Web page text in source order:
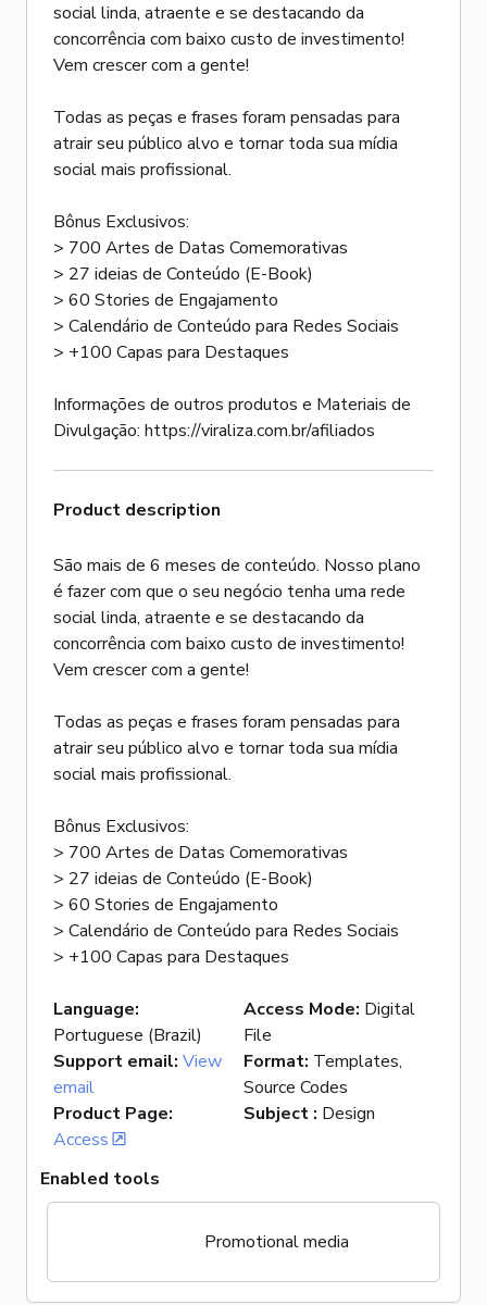
social linda, atraente e se destacando da
concorrência com baixo custo de investimento!
Vem crescer com a gente!
Todas as peças e frases foram pensadas para
atrair seu público alvo e tornar toda sua mídia
social mais profissional.
Bônus Exclusivos:
> 700 Artes de Datas Comemorativas
> 27 ideias de Conteúdo (E-Book)
> 60 Stories de Engajamento
> Calendário de Conteúdo para Redes Sociais
> +100 Capas para Destaques
Informações de outros produtos e Materiais de
Divulgação: https://viraliza.com.br/afiliados
Product description
São mais de 6 meses de conteúdo. Nosso plano
é fazer com que o seu negócio tenha uma rede
social linda, atraente e se destacando da
concorrência com baixo custo de investimento!
Vem crescer com a gente!
Todas as peças e frases foram pensadas para
atrair seu público alvo e tornar toda sua mídia
social mais profissional.
Bônus Exclusivos:
> 700 Artes de Datas Comemorativas
> 27 ideias de Conteúdo (E-Book)
> 60 Stories de Engajamento
> Calendário de Conteúdo para Redes Sociais
> +100 Capas para Destaques
Language:
Portuguese (Brazil)
Support email: View
email
Product Page:
Access
Access Mode: Digital
File
Format: Templates,
Source Codes
Subject : Design
Enabled tools
Promotional media